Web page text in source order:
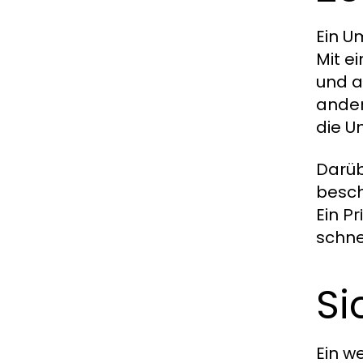
Ein
Mit
und
die
Ein
Ein